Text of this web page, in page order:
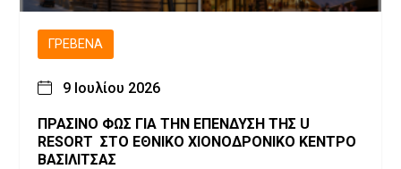
ΓΡΕΒΕΝΆ
9 Ιουλίου 2026
ΠΡΑΣΙΝΟ ΦΩΣ ΓΙΑ ΤΗΝ ΕΠΕΝΔΥΣΗ ΤΗΣ U
RESORT ΣΤΟ ΕΘΝΙΚΟ ΧΙΟΝΟΔΡΟΝΙΚΟ ΚΕΝΤΡΟ
ΒΑΣΙΛΙΤΣΑΣ